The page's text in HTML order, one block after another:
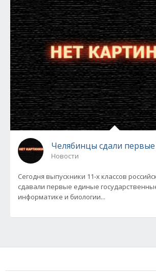
Челябинцы сдали первые
Новости
Сегодня выпускники 11-х классов
сдавали первые единые
информатике и биологии...